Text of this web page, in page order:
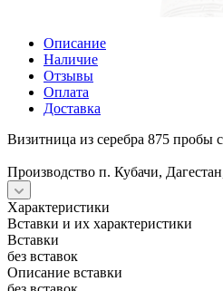
Описание
Наличие
Отзывы
Оплата
Доставка
Визитница из серебра 875 пробы
Производство п. Кубачи,
Характеристики
Вставки и их характеристики
Вставки
без вставок
Описание вставки